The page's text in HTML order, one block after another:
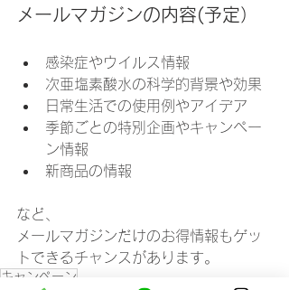
メールマガジンの内容(予定）
感染症やウイルス情報
次亜塩素酸水の科学的背景や効果
日常生活での使用例やアイデア
季節ごとの特別企画やキャンペー
ン情報
新商品の情報
など、
メールマガジンだけのお得情報もゲッ
トできるチャンスがあります。
キャンペーン